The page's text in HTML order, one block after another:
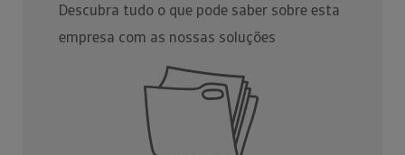
Descubra tudo o que pode saber sobre esta
empresa com as nossas soluções